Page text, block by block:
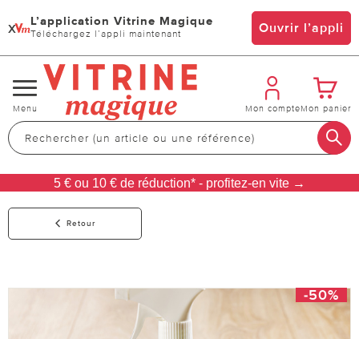
x L’application Vitrine Magique
Téléchargez l’appli maintenant Ouvrir l’appli
Changer
de
navigation
Menu Mon compteMon panier
5 € ou 10 € de réduction* - profitez-en vite →
Retour
-50%